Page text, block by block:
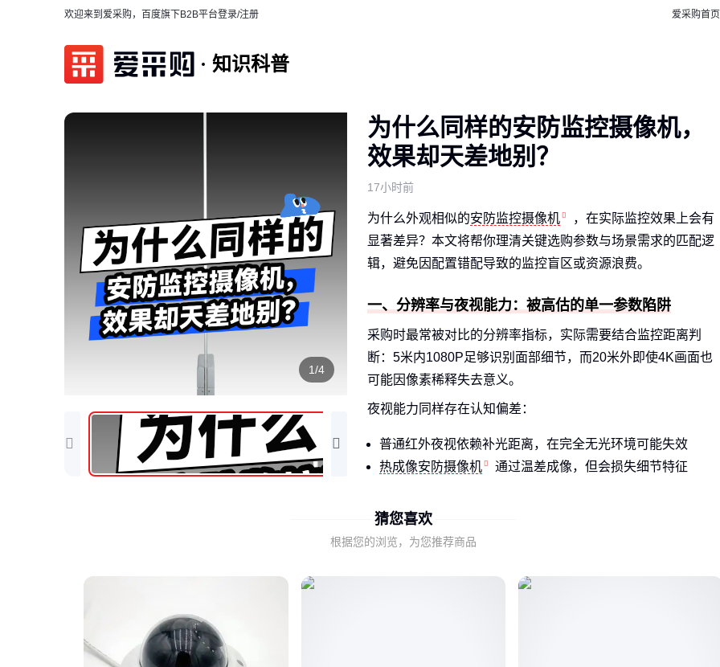
欢迎来到爱采购，百度旗下B2B平台登录/注册 爱采购首页
知识科普
1/4
为什么同样的安防监控摄像机，
效果却天差地别？
17小时前
为什么外观相似的安防监控摄像机
，在实际监控效果上会有
显著差异？本文将帮你理清关键选购参数与场景需求的匹配逻
辑，避免因配置错配导致的监控盲区或资源浪费。
一、分辨率与夜视能力：被高估的单一参数陷阱
采购时最常被对比的分辨率指标，实际需要结合监控距离判
断：5米内1080P足够识别面部细节，而20米外即使4K画面也
可能因像素稀释失去意义。
夜视能力同样存在认知偏差：
普通红外夜视依赖补光距离，在完全无光环境可能失效
热成像安防摄像机
通过温差成像，但会损失细节特征
这些核心参数需要与具体监控场景联动评估，而非简单追求数
值最大化。下一环节我们将拆解不同环境下的参数组合策略。
二、仓库与停车场：两种典型场景的参数错配风险
猜您喜欢
根据您的浏览，为您推荐商品